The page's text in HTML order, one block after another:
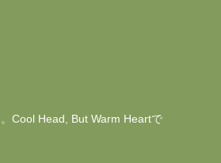
Cool Head, But Warm Heartで